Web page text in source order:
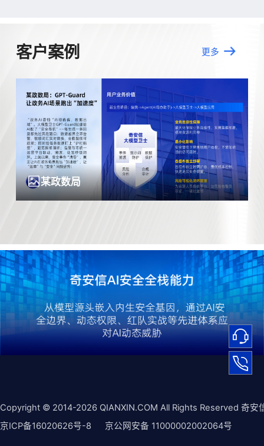
客户案例 更多
某政数局
某运营商分公司
Copyright © 2014-2026 QIANXIN.COM All Rights Reserved 奇安
京ICP备16020626号-8
京公网安备 11000002002064号